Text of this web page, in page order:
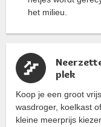
het milieu.
plek
Koop je een groot
wasdroger, koelkast
kleine meerprijs